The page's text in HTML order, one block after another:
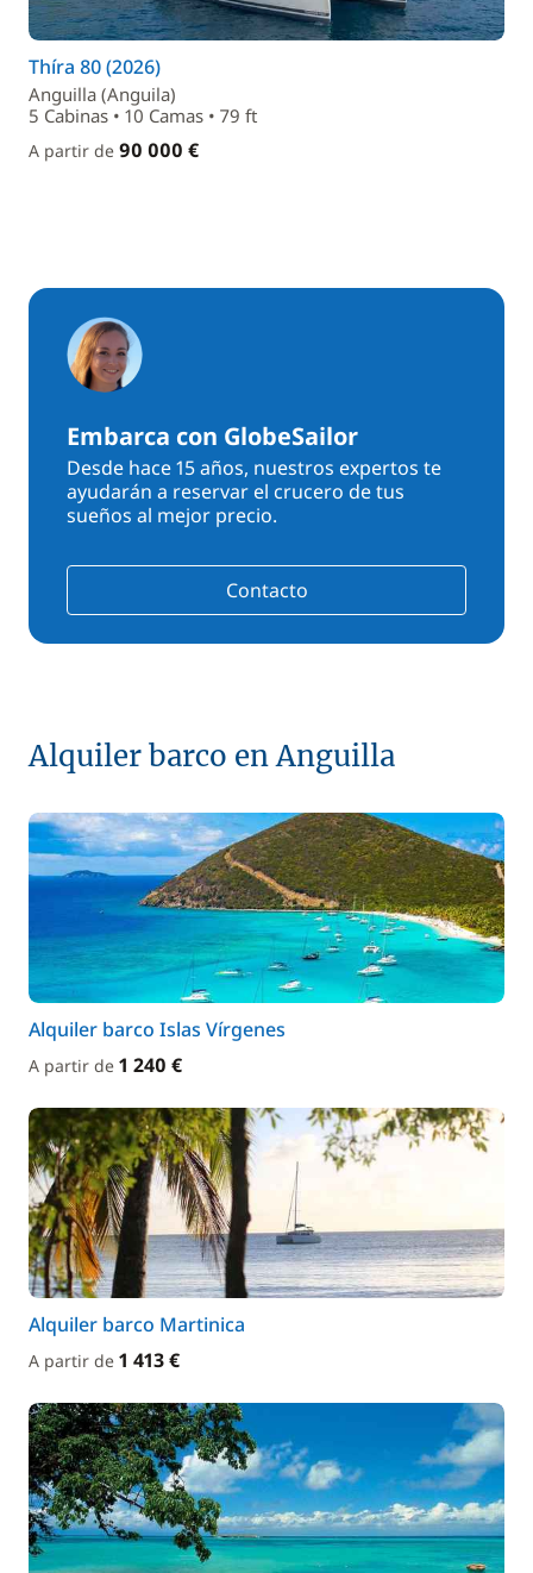
Thíra 80 (2026)
Anguilla (Anguila)
5 Cabinas • 10 Camas • 79 ft
A partir de 90 000 €
Embarca con GlobeSailor
Desde hace 15 años, nuestros expertos te
ayudarán a reservar el crucero de tus
sueños al mejor precio.
Contacto
Alquiler barco en Anguilla
Alquiler barco Islas Vírgenes
A partir de 1 240 €
Alquiler barco Martinica
A partir de 1 413 €